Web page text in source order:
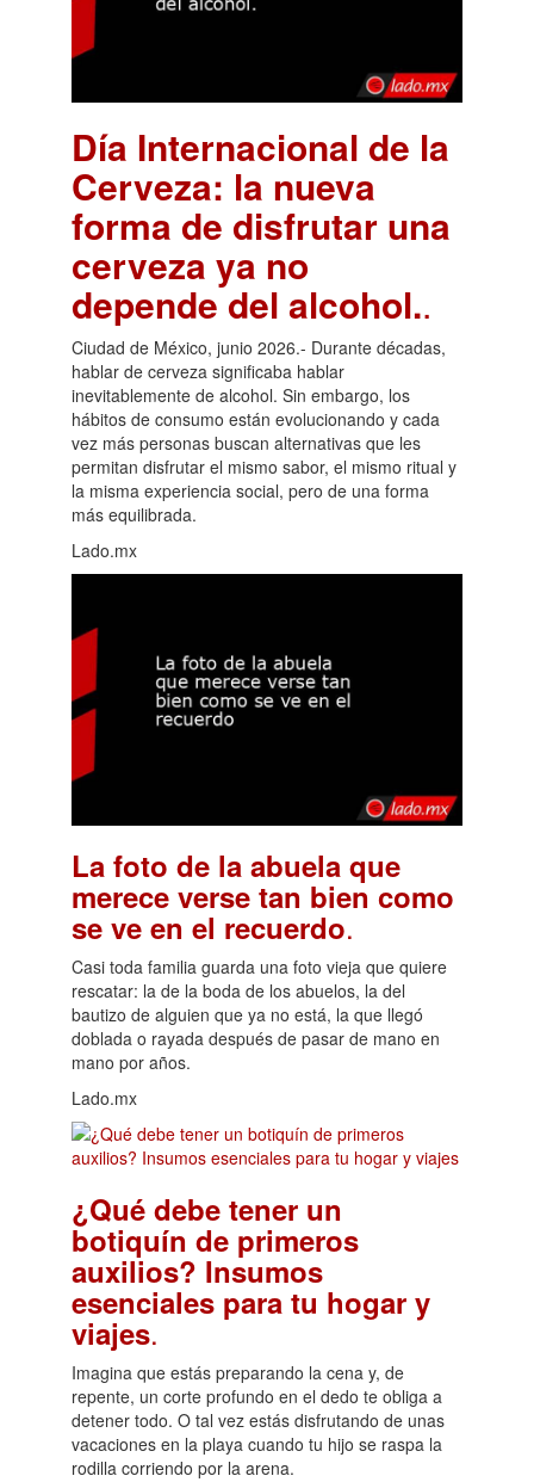
Día Internacional de la
Cerveza: la nueva
forma de disfrutar una
cerveza ya no
depende del alcohol..
Ciudad de México, junio 2026.- Durante décadas,
hablar de cerveza significaba hablar
inevitablemente de alcohol. Sin embargo, los
hábitos de consumo están evolucionando y cada
vez más personas buscan alternativas que les
permitan disfrutar el mismo sabor, el mismo ritual y
la misma experiencia social, pero de una forma
más equilibrada.
Lado.mx
La foto de la abuela que
merece verse tan bien como
se ve en el recuerdo.
Casi toda familia guarda una foto vieja que quiere
rescatar: la de la boda de los abuelos, la del
bautizo de alguien que ya no está, la que llegó
doblada o rayada después de pasar de mano en
mano por años.
Lado.mx
¿Qué debe tener un
botiquín de primeros
auxilios? Insumos
esenciales para tu hogar y
viajes.
Imagina que estás preparando la cena y, de
repente, un corte profundo en el dedo te obliga a
detener todo. O tal vez estás disfrutando de unas
vacaciones en la playa cuando tu hijo se raspa la
rodilla corriendo por la arena.